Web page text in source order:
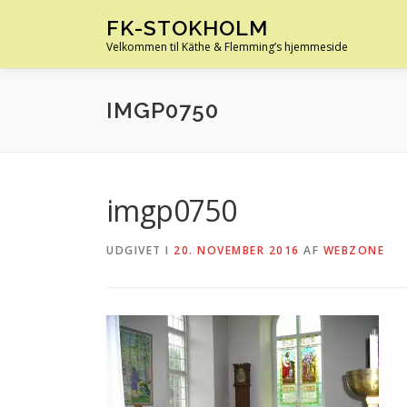
FK-STOKHOLM
Velkommen til Käthe & Flemming’s hjemmeside
IMGP0750
imgp0750
UDGIVET I 20. NOVEMBER 2016 AF WEBZONE